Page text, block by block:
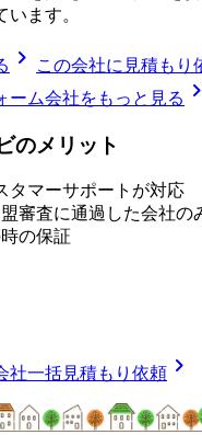
います。
chevron_right この会社に見積もり
ーム会社をもっと見る chevron_right
のメ リ ッ ト
タマーサポートが対応
盟審査に通過した会社の
の保証
社一括見積もり依頼 chevron_right